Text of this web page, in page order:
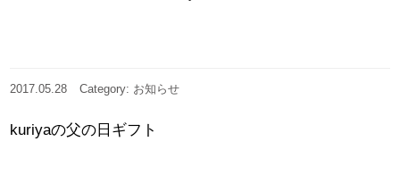
2017.05.28 Category: お知らせ
kuriyaの父の日ギフト